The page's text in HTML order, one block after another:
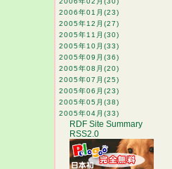
2006年01月 (23)
2005年12月 (27)
2005年11月 (30)
2005年10月 (33)
2005年09月 (36)
2005年08月 (20)
2005年07月 (25)
2005年06月 (23)
2005年05月 (38)
2005年04月 (33)
RDF Site Summary
RSS2.0